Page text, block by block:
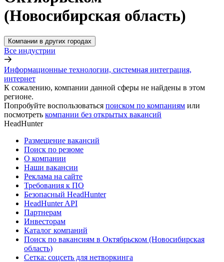
(Новосибирская область)
Компании в других городах
Все индустрии
Информационные технологии, системная интеграция,
интернет
К сожалению, компании данной сферы не найдены в этом
регионе.
Попробуйте воспользоваться поиском по компаниям или
посмотреть компании без открытых вакансий
HeadHunter
Размещение вакансий
Поиск по резюме
О компании
Наши вакансии
Реклама на сайте
Требования к ПО
Безопасный HeadHunter
HeadHunter API
Партнерам
Инвесторам
Каталог компаний
Поиск по вакансиям в Октябрьском (Новосибирская
область)
Сетка: соцсеть для нетворкинга